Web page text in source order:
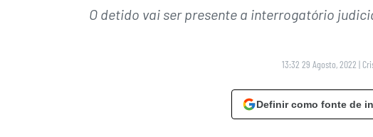
O detido vai ser presente a interrogatório
13:32 29 Agosto, 2022 |
Definir como fonte de